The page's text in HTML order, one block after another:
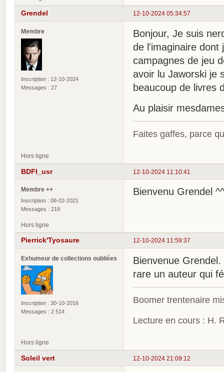
12-10-2024 05:34:57
Grendel
Membre
Inscription : 12-10-2024
Messages : 27
Bonjour, Je suis
de l'imaginaire dont
campagnes de jeu
avoir lu Jaworski je
beaucoup de livres
Au plaisir
Faites gaffes, parce
Hors ligne
12-10-2024 11:10:41
BDFI_usr
Membre ++
Inscription : 08-02-2021
Messages : 218
Bienvenu Grendel ^^
Hors ligne
12-10-2024 11:59:37
Pierrick'Tyosaure
Exhumeur de collections oubliées
Inscription : 30-10-2016
Messages : 2 514
Bienvenue
rare un auteur qui
Boomer trentenaire
Lecture en cours : H.
Hors ligne
12-10-2024 21:09:12
Soleil vert